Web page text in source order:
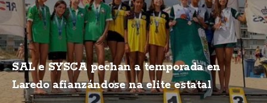
SAL e SYSCA pechan a temporada en
Laredo afianzándose na elite estatal